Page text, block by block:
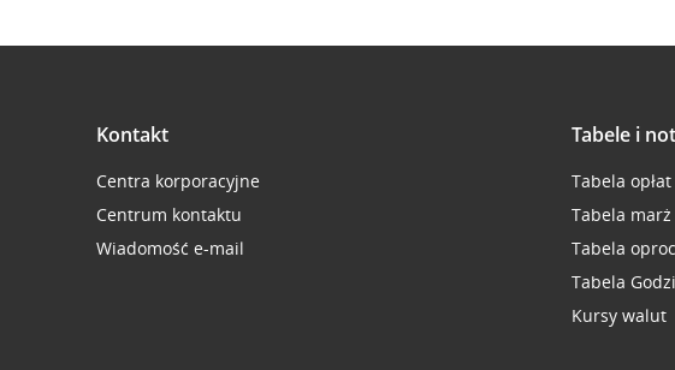
Kontakt
Centra korporacyjne
Centrum kontaktu
Wiadomość e-mail
Tabele i
Tabela
Tabela
Tabela
Tabela
Kursy walut